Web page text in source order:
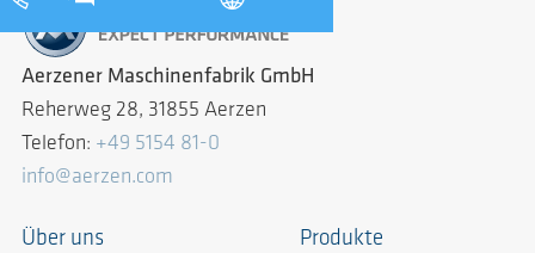
Aerzener Maschinenfabrik GmbH
Reherweg 28, 31855 Aerzen
Telefon: +49 5154 81-0
info@aerzen.com
Über uns Produkte